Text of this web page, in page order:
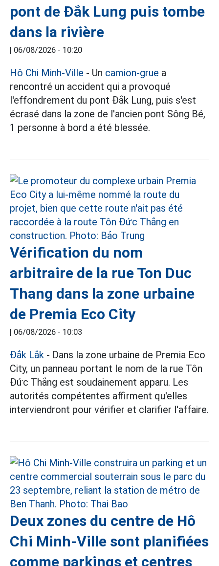
pont de Đắk Lung puis tombe
dans la rivière
| 06/08/2026 - 10:20
Hô Chi Minh-Ville - Un camion-grue a
rencontré un accident qui a provoqué
l'effondrement du pont Đắk Lung, puis s'est
écrasé dans la zone de l'ancien pont Sông Bé,
1 personne à bord a été blessée.
Vérification du nom
arbitraire de la rue Ton Duc
Thang dans la zone urbaine
de Premia Eco City
| 06/08/2026 - 10:03
Đắk Lắk - Dans la zone urbaine de Premia Eco
City, un panneau portant le nom de la rue Tôn
Đức Thắng est soudainement apparu. Les
autorités compétentes affirment qu'elles
interviendront pour vérifier et clarifier l'affaire.
Deux zones du centre de Hô
Chi Minh-Ville sont planifiées
comme parkings et centres